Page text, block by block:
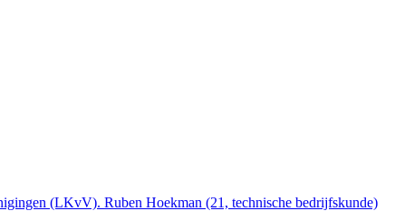
(LKvV). Ruben Hoekman (21, technische bedrijfskunde)